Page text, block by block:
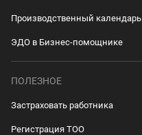
Производственный календарь
ЭДО в Бизнес-помощнике
ПОЛЕЗНОЕ
Застраховать работника
Регистрация ТОО